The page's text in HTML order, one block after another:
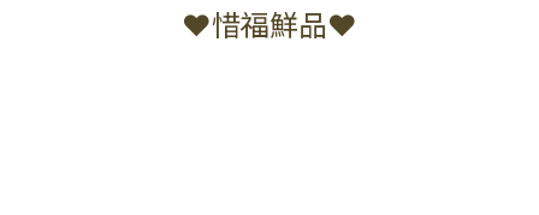
❤惜福鮮品❤